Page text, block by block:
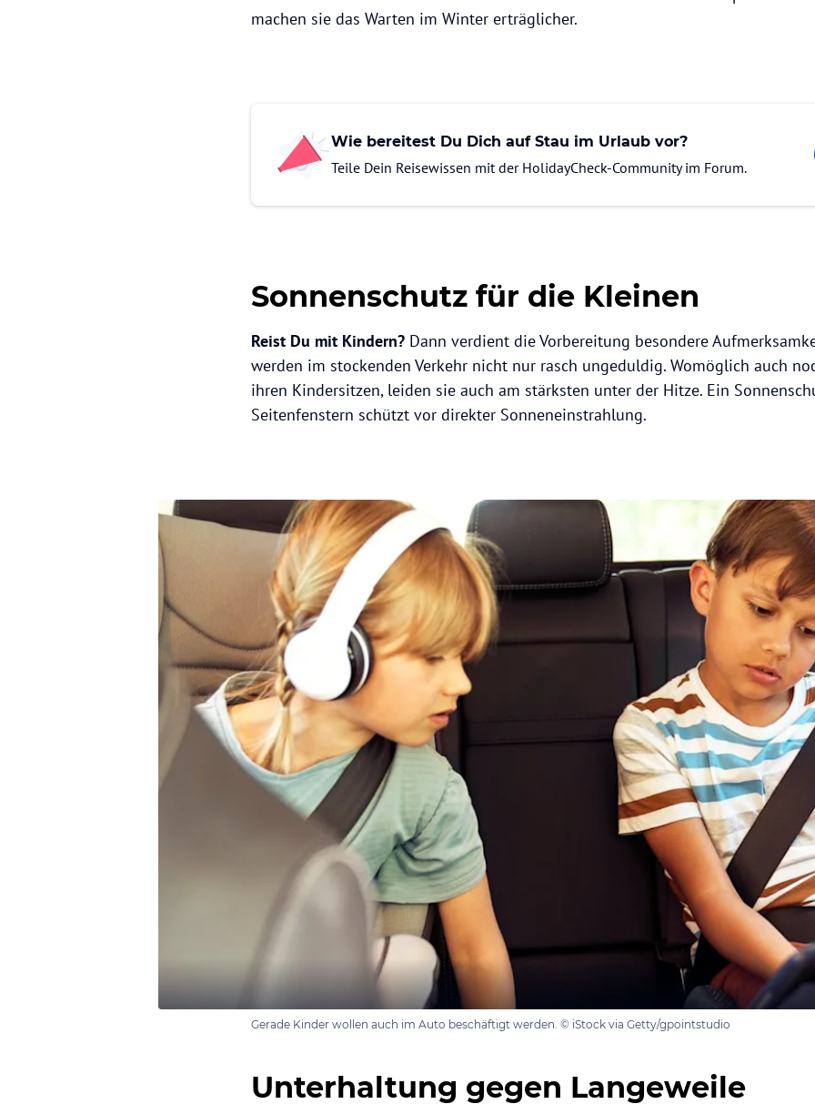
machen sie das Warten im Winter erträglicher.
Wie bereitest Du Dich auf Stau im Urlaub vor?
Teile Dein Reisewissen mit der HolidayCheck-Community im Forum.
Sonnenschutz für die Kleinen
Reist Du mit Kindern? Dann verdient die Vorbereitung besondere
werden im stockenden Verkehr nicht nur rasch ungeduldig. Womöglich auch
ihren Kindersitzen, leiden sie auch am stärksten unter der Hitze. Ein
Seitenfenstern schützt vor direkter Sonneneinstrahlung.
Gerade Kinder wollen auch im Auto beschäftigt werden. © iStock via Getty/gpointstudio
Unterhaltung gegen Langeweile